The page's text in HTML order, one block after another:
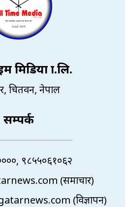
मिडिया प्रा.लि.
चितवन, नेपाल
सम्पर्क
९८५५०६१०६२
(समाचार)
(विज्ञापन)